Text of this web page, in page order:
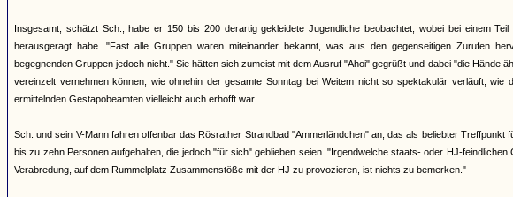
Insgesamt, schätzt Sch., habe er 150 bis 200 derartig gekleidete Jugendliche beobachtet, wobei bei einem
herausgeragt habe. "Fast alle Gruppen waren miteinander bekannt, was aus den gegenseitigen Zurufen
begegnenden Gruppen jedoch nicht." Sie hätten sich zumeist mit dem Ausruf "Ahoi" gegrüßt und dabei "die Hände
vereinzelt vernehmen können, wie ohnehin der gesamte Sonntag bei Weitem nicht so spektakulär verläuft,
ermittelnden Gestapobeamten vielleicht auch erhofft war.
Sch. und sein V-Mann fahren offenbar das Rösrather Strandbad "Ammerländchen" an, das als beliebter
bis zu zehn Personen aufgehalten, die jedoch "für sich" geblieben seien. "Irgendwelche staats- oder HJ-
Verabredung, auf dem Rummelplatz Zusammenstöße mit der HJ zu provozieren, ist nichts zu bemerken."